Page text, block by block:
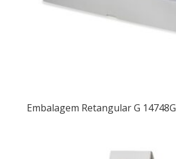
Embalagem Retangular G 14748G